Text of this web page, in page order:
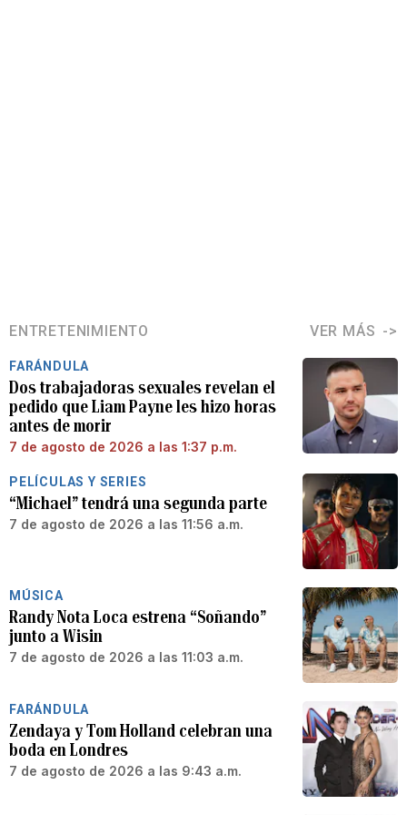
ENTRETENIMIENTO VER MÁS
FARÁNDULA
Dos trabajadoras sexuales revelan el
pedido que Liam Payne les hizo horas
antes de morir
7 de agosto de 2026 a las 1:37 p.m.
PELÍCULAS Y SERIES
“Michael” tendrá una segunda parte
7 de agosto de 2026 a las 11:56 a.m.
MÚSICA
Randy Nota Loca estrena “Soñando”
junto a Wisin
7 de agosto de 2026 a las 11:03 a.m.
FARÁNDULA
Zendaya y Tom Holland celebran una
boda en Londres
7 de agosto de 2026 a las 9:43 a.m.